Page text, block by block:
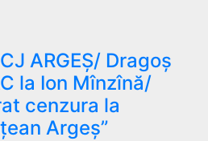
ARGEȘ/ Dragoș
la Ion Mînzînă/
cenzura la
Argeș”